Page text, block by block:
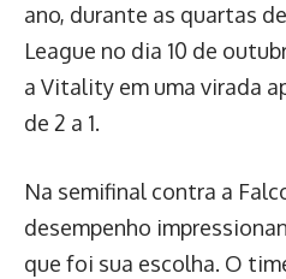
ano, durante as quartas
League no dia 10 de
a Vitality em uma virada
de 2 a 1.
Na semifinal contra a
desempenho
que foi sua escolha. O